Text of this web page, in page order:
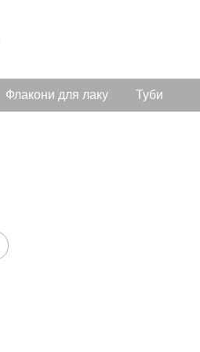
Флакони для лаку Туби